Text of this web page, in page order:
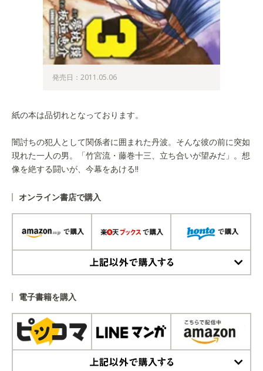
発売日：2011.05.06
紙の本は品切れとなっております。
闇討ちの犯人として関係者に囲まれた丹波。そんな彼の前に突如
現れた一人の男。「竹宮流・藤巻十三、立ち合いが望みだ」。想
像を絶する闘いが、今幕をあける!!
オンライン書店で購入
電子書籍を購入